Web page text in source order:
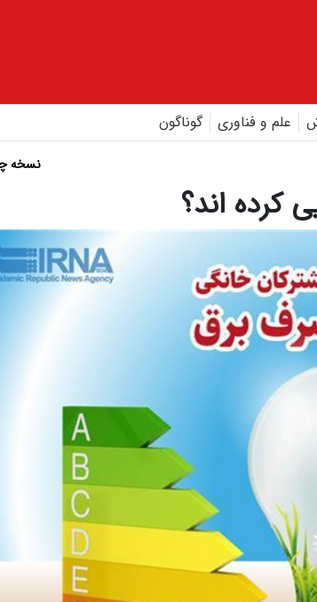
علم و فناوری گوناگون
نسخه
کرده اند؟